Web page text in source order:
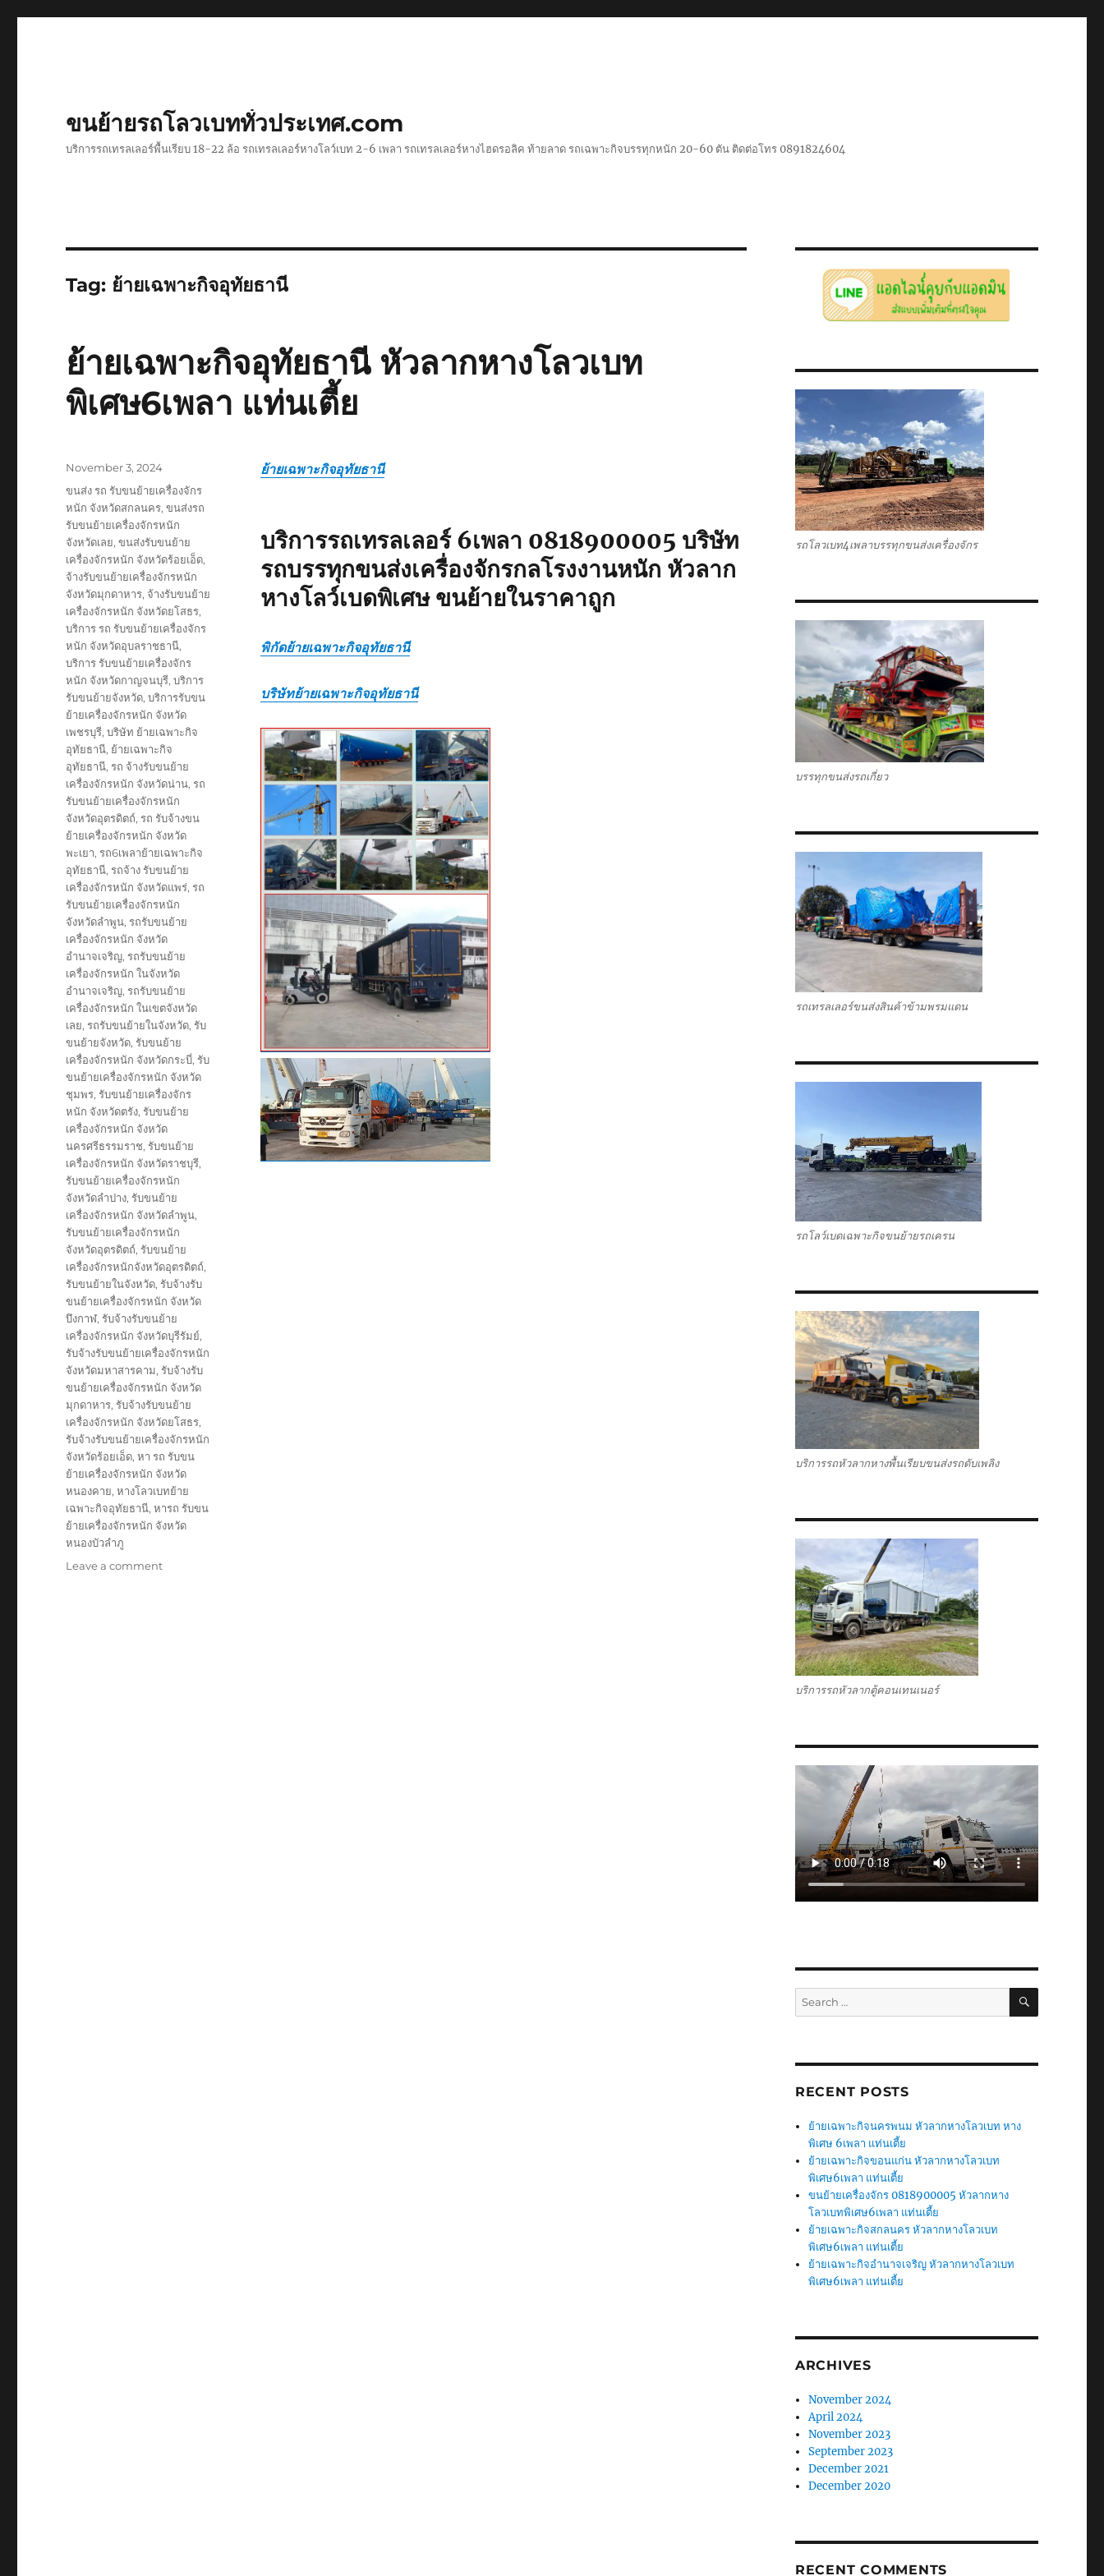
ขนย้ายรถโลวเบททั่วประเทศ.com
บริการรถเทรลเลอร์พื้นเรียบ 18-22 ล้อ รถเทรลเลอร์หางโลว์เบท 2-6 เพลา รถเทรลเลอร์หางไฮดรอลิค ท้ายลาด รถเฉพาะกิจบรรทุกหนัก 20-60 ตัน ติดต่อโทร 0891824604
Tag: ย้ายเฉพาะกิจอุทัยธานี
ย้ายเฉพาะกิจอุทัยธานี หัวลากหางโลวเบท
พิเศษ6เพลา แท่นเตี้ย
ย้ายเฉพาะกิจอุทัยธานี
บริการรถเทรลเลอร์ 6เพลา 0818900005 บริษัท
รถบรรทุกขนส่งเครื่องจักรกลโรงงานหนัก หัวลาก
หางโลว์เบดพิเศษ ขนย้ายในราคาถูก
พิกัดย้ายเฉพาะกิจอุทัยธานี
บริษัทย้ายเฉพาะกิจอุทัยธานี
Posted
November 3, 2024
Tags
ขนส่ง รถ รับขนย้ายเครื่องจักร
หนัก จังหวัดสกลนคร,ขนส่งรถ
รับขนย้ายเครื่องจักรหนัก
จังหวัดเลย,ขนส่งรับขนย้าย
เครื่องจักรหนัก จังหวัดร้อยเอ็ด,
จ้างรับขนย้ายเครื่องจักรหนัก
จังหวัดมุกดาหาร, จ้างรับขนย้าย
เครื่องจักรหนัก จังหวัดยโสธร,
บริการ รถ รับขนย้ายเครื่องจักร
หนัก จังหวัดอุบลราชธานี,
บริการ รับขนย้ายเครื่องจักร
หนัก จังหวัดกาญจนบุรี,บริการ
รับขนย้ายจังหวัด,บริการรับขน
ย้ายเครื่องจักรหนัก จังหวัด
เพชรบุรี,บริษัท ย้ายเฉพาะกิจ
อุทัยธานี, ย้ายเฉพาะกิจ
อุทัยธานี,รถ จ้างรับขนย้าย
เครื่องจักรหนัก จังหวัดน่าน,รถ
รับขนย้ายเครื่องจักรหนัก
จังหวัดอุตรดิตถ์,รถ รับจ้างขน
ย้ายเครื่องจักรหนัก จังหวัด
พะเยา,รถ6เพลาย้ายเฉพาะกิจ
อุทัยธานี,รถจ้าง รับขนย้าย
เครื่องจักรหนัก จังหวัดแพร่,รถ
รับขนย้ายเครื่องจักรหนัก
จังหวัดลำพูน,รถรับขนย้าย
เครื่องจักรหนัก จังหวัด
อำนาจเจริญ,รถรับขนย้าย
เครื่องจักรหนัก ในจังหวัด
อำนาจเจริญ,รถรับขนย้าย
เครื่องจักรหนัก ในเขตจังหวัด
เลย,รถรับขนย้ายในจังหวัด,รับ
ขนย้ายจังหวัด,รับขนย้าย
เครื่องจักรหนัก จังหวัดกระบี่,รับ
ขนย้ายเครื่องจักรหนัก จังหวัด
ชุมพร,รับขนย้ายเครื่องจักร
หนัก จังหวัดตรัง,รับขนย้าย
เครื่องจักรหนัก จังหวัด
นครศรีธรรมราช,รับขนย้าย
เครื่องจักรหนัก จังหวัดราชบุรี,
รับขนย้ายเครื่องจักรหนัก
จังหวัดลำปาง,รับขนย้าย
เครื่องจักรหนัก จังหวัดลำพูน,
รับขนย้ายเครื่องจักรหนัก
จังหวัดอุตรดิตถ์,รับขนย้าย
เครื่องจักรหนักจังหวัดอุตรดิตถ์,
รับขนย้ายในจังหวัด,รับจ้างรับ
ขนย้ายเครื่องจักรหนัก จังหวัด
บึงกาฬ,รับจ้างรับขนย้าย
เครื่องจักรหนัก จังหวัดบุรีรัมย์,
รับจ้างรับขนย้ายเครื่องจักรหนัก
จังหวัดมหาสารคาม,รับจ้างรับ
ขนย้ายเครื่องจักรหนัก จังหวัด
มุกดาหาร,รับจ้างรับขนย้าย
เครื่องจักรหนัก จังหวัดยโสธร,
รับจ้างรับขนย้ายเครื่องจักรหนัก
จังหวัดร้อยเอ็ด,หา รถ รับขน
ย้ายเครื่องจักรหนัก จังหวัด
หนองคาย,หางโลวเบทย้าย
เฉพาะกิจอุทัยธานี,หารถ รับขน
ย้ายเครื่องจักรหนัก จังหวัด
หนองบัวลำภู
Leave a commenton
รถโลวเบท4เพลาบรรทุกขนส่งเครื่องจักร
บรรทุกขนส่งรถเกี่ยว
รถเทรลเลอร์ขนส่งสินค้าข้ามพรมแดน
รถโลว์เบดเฉพาะกิจขนย้ายรถเครน
บริการรถหัวลากหางพื้นเรียบขนส่งรถดับเพลิง
บริการรถหัวลากตู้คอนเทนเนอร์
Search
for:
SEARCH
RECENT POSTS
ย้ายเฉพาะกิจนครพนม หัวลากหางโลวเบท หาง
พิเศษ 6เพลา แท่นเตี้ย
ย้ายเฉพาะกิจขอนแก่น หัวลากหางโลวเบท
พิเศษ6เพลา แท่นเตี้ย
ขนย้ายเครื่องจักร 0818900005 หัวลากหาง
โลวเบทพิเศษ6เพลา แท่นเตี้ย
ย้ายเฉพาะกิจสกลนคร หัวลากหางโลวเบท
พิเศษ6เพลา แท่นเตี้ย
ย้ายเฉพาะกิจอำนาจเจริญ หัวลากหางโลวเบท
พิเศษ6เพลา แท่นเตี้ย
ARCHIVES
November 2024
April 2024
November 2023
September 2023
December 2021
December 2020
RECENT COMMENTS